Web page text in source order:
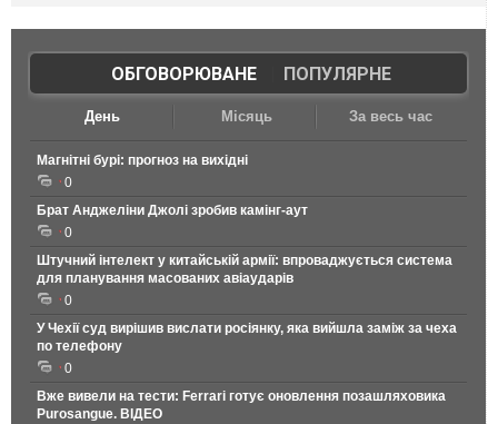
ОБГОВОРЮВАНЕ| ПОПУЛЯРНЕ
День Місяць За весь час
Магнітні бурі: прогноз на вихідні
0
Брат Анджеліни Джолі зробив камінг-аут
0
Штучний інтелект у китайській армії: впроваджується система
для планування масованих авіаударів
0
У Чехії суд вирішив вислати росіянку, яка вийшла заміж за чеха
по телефону
0
Вже вивели на тести: Ferrari готує оновлення позашляховика
Purosangue. ВІДЕО